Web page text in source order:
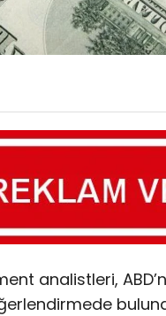
analistleri,